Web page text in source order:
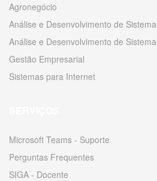
Agronegócio
Análise e Desenvolvimento de
Análise e Desenvolvimento de
Gestão Empresarial
Sistemas para Internet
Microsoft Teams - Suporte
Perguntas Frequentes
SIGA - Docente